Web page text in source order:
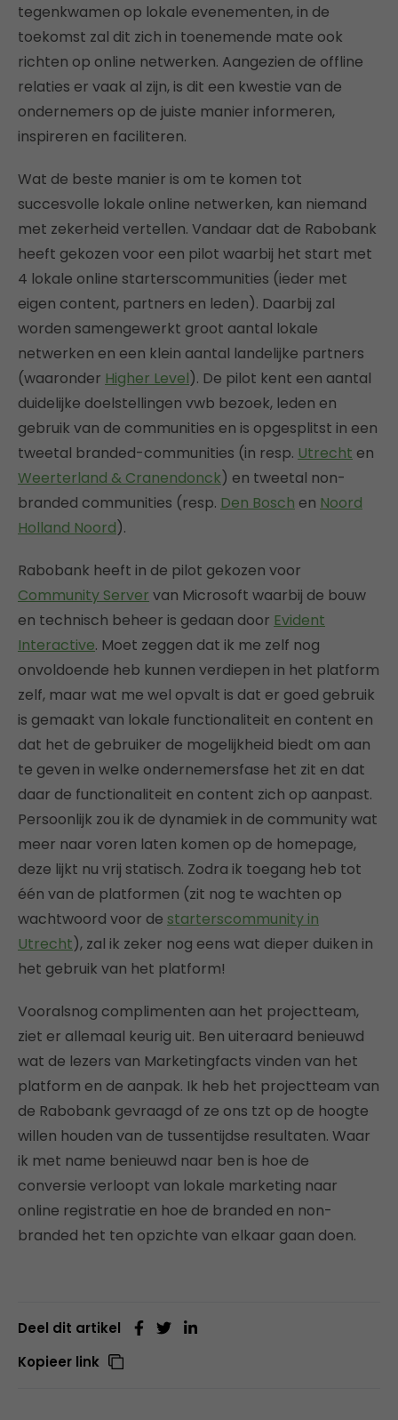
tegenkwamen op lokale evenementen, in de
toekomst zal dit zich in toenemende mate ook
richten op online netwerken. Aangezien de offline
relaties er vaak al zijn, is dit een kwestie van de
ondernemers op de juiste manier informeren,
inspireren en faciliteren.
Wat de beste manier is om te komen tot
succesvolle lokale online netwerken, kan niemand
met zekerheid vertellen. Vandaar dat de Rabobank
heeft gekozen voor een pilot waarbij het start met
4 lokale online starterscommunities (ieder met
eigen content, partners en leden). Daarbij zal
worden samengewerkt groot aantal lokale
netwerken en een klein aantal landelijke partners
(waaronder Higher Level). De pilot kent een aantal
duidelijke doelstellingen vwb bezoek, leden en
gebruik van de communities en is opgesplitst in een
tweetal branded-communities (in resp. Utrecht en
Weerterland & Cranendonck) en tweetal non-
branded communities (resp. Den Bosch en Noord
Holland Noord).
Rabobank heeft in de pilot gekozen voor
Community Server van Microsoft waarbij de bouw
en technisch beheer is gedaan door Evident
Interactive. Moet zeggen dat ik me zelf nog
onvoldoende heb kunnen verdiepen in het platform
zelf, maar wat me wel opvalt is dat er goed gebruik
is gemaakt van lokale functionaliteit en content en
dat het de gebruiker de mogelijkheid biedt om aan
te geven in welke ondernemersfase het zit en dat
daar de functionaliteit en content zich op aanpast.
Persoonlijk zou ik de dynamiek in de community wat
meer naar voren laten komen op de homepage,
deze lijkt nu vrij statisch. Zodra ik toegang heb tot
één van de platformen (zit nog te wachten op
wachtwoord voor de starterscommunity in
Utrecht), zal ik zeker nog eens wat dieper duiken in
het gebruik van het platform!
Vooralsnog complimenten aan het projectteam,
ziet er allemaal keurig uit. Ben uiteraard benieuwd
wat de lezers van Marketingfacts vinden van het
platform en de aanpak. Ik heb het projectteam van
de Rabobank gevraagd of ze ons tzt op de hoogte
willen houden van de tussentijdse resultaten. Waar
ik met name benieuwd naar ben is hoe de
conversie verloopt van lokale marketing naar
online registratie en hoe de branded en non-
branded het ten opzichte van elkaar gaan doen.
Deel dit artikel
Kopieer link